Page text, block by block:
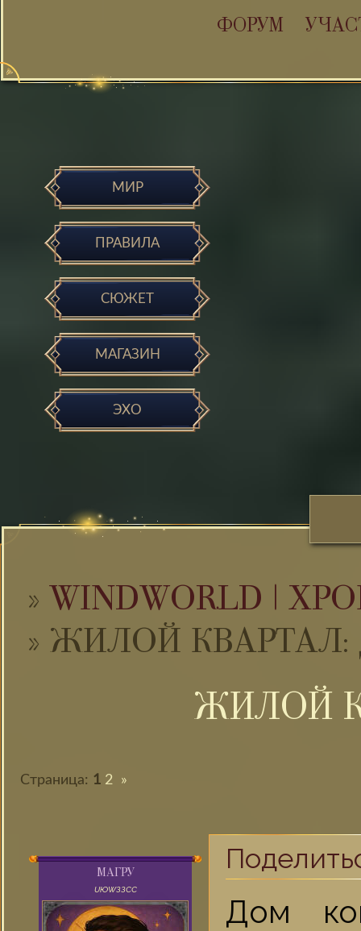
ФОРУМ
МИР
ПРАВИЛА
СЮЖЕТ
МАГАЗИН
ЭХО
» WINDWORLD |
» ЖИЛОЙ
ЖИЛОЙ
Страница: 1 2 »
МАГРУ
UЮWЗЗСС
Дом